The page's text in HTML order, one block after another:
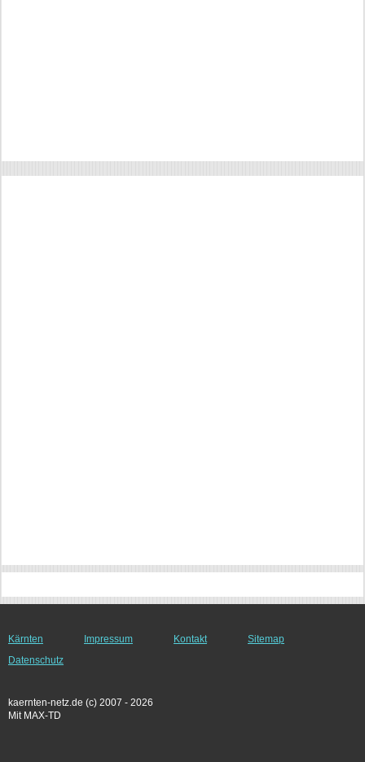
Kärnten Impressum Kontakt
Sitemap
Datenschutz
kaernten-netz.de (c) 2007 - 2026
Mit MAX-TD